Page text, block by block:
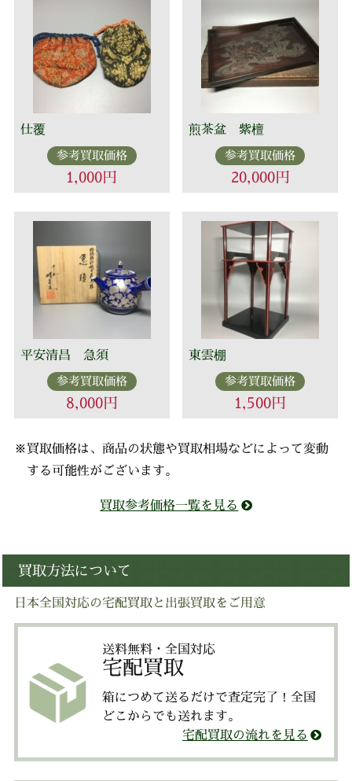
仕覆
参考買取価格
1,000円
煎茶盆 紫檀
参考買取価格
20,000円
平安清昌 急須
参考買取価格
8,000円
東雲棚
参考買取価格
1,500円
※買取価格は、商品の状態や買取相場などによって変動
する可能性がございます。
買取参考価格一覧を見る
買取方法について
日本全国対応の宅配買取と出張買取をご用意
送料無料・全国対応
宅配買取
箱につめて送るだけで査定完了！全国
どこからでも送れます。
宅配買取の流れを見る